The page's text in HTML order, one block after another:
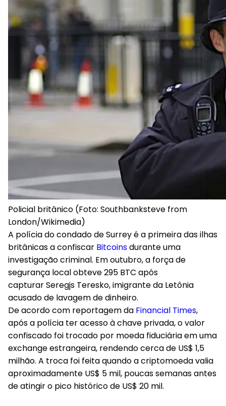
Policial britânico (Foto: Southbanksteve from
London/Wikimedia)
A polícia do condado de Surrey é a primeira das ilhas
britânicas a confiscar Bitcoinsdurante uma
investigação criminal. Em outubro, a força de
segurança local obteve 295 BTC após
capturar Seregjs Teresko, imigrante da Letônia
acusado de lavagem de dinheiro.
De acordo com reportagem da Financial Times,
após a polícia ter acesso à chave privada, o valor
confiscado foi trocado por moeda fiduciária em uma
exchange estrangeira, rendendo cerca de US$ 1,5
milhão. A troca foi feita quando a criptomoeda valia
aproximadamente US$ 5 mil, poucas semanas antes
de atingir o pico histórico de US$ 20 mil.